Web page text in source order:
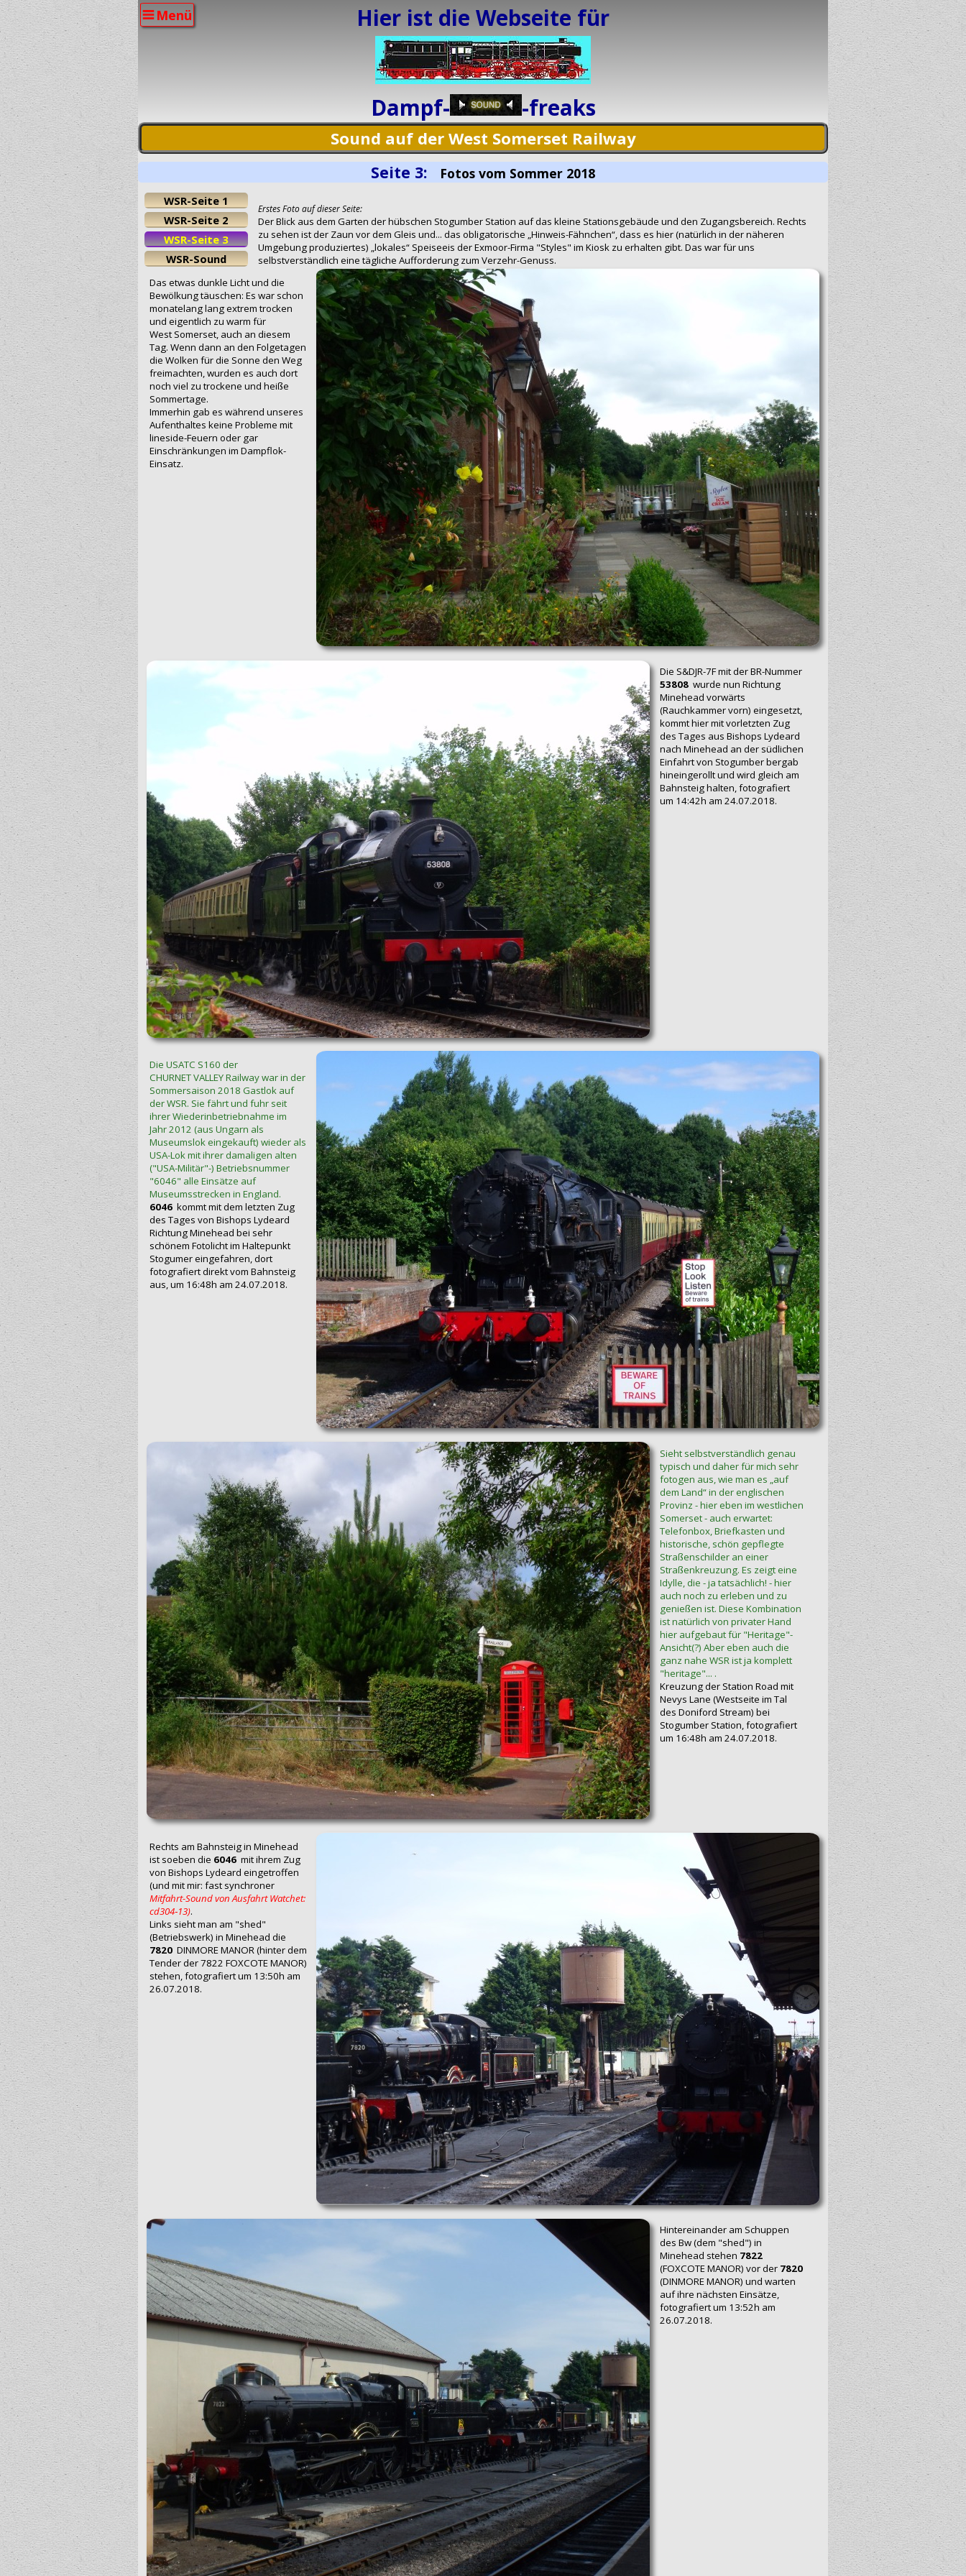
Menü Hier ist die Webseite für
Dampf- -freaks
Sound auf der West Somerset Railway
Seite 3: Fotos vom Sommer 2018
WSR-Seite 1
WSR-Seite 2
WSR-Seite 3
WSR-Sound
Erstes Foto auf dieser Seite:
Der Blick aus dem Garten der hübschen Stogumber Station auf das kleine Stationsgebäude und den Zugangsbereich. Rechts
zu sehen ist der Zaun vor dem Gleis und... das obligatorische „Hinweis-Fähnchen“, dass es hier (natürlich in der näheren
Umgebung produziertes) „lokales“ Speiseeis der Exmoor-Firma "Styles" im Kiosk zu erhalten gibt. Das war für uns
selbstverständlich eine tägliche Aufforderung zum Verzehr-Genuss.
Das etwas dunkle Licht und die
Bewölkung täuschen: Es war schon
monatelang lang extrem trocken
und eigentlich zu warm für
West Somerset, auch an diesem
Tag. Wenn dann an den Folgetagen
die Wolken für die Sonne den Weg
freimachten, wurden es auch dort
noch viel zu trockene und heiße
Sommertage.
Immerhin gab es während unseres
Aufenthaltes keine Probleme mit
li‍n‍eside-Feuern oder gar
Einschränkungen im Dampflok-
Einsatz.
Die S&DJR-7F mit der BR-Nummer
53808 wurde nun Richtung
Mi‍n‍ehead vorwärts
(Rauchkammer vorn) eingesetzt,
kommt hier mit vorletzten Zug
des Tages aus Bishops Lydeard
nach Mi‍n‍ehead an der südlichen
Einfahrt von Stogumber bergab
hineingerollt und wird gleich am
Bahnsteig halten, fotografiert
um 14:42h am 24.07.2018.
Die USATC S160 der
CHURNET VALLEY Railway war in der
Sommersaison 2018 Gastlok auf
der WSR. Sie fährt und fuhr seit
ihrer Wiederinbetriebnahme im
Jahr 2012 (aus Ungarn als
Museumslok eingekauft) wieder als
USA-Lok mit ihrer damaligen alten
("USA-Militär"-) Betriebsnummer
"6046" alle Einsätze auf
Museumsstrecken in England.
6046 kommt mit dem letzten Zug
des Tages von Bishops Lydeard
Richtung Mi‍n‍ehead bei sehr
schönem Fotolicht im Haltepunkt
Stogumer eingefahren, dort
fotografiert direkt vom Bahnsteig
aus, um 16:48h am 24.07.2018.
Sieht selbstverständlich genau
typisch und daher für mich sehr
fotogen aus, wie man es „auf
dem Land“ in der englischen
Provinz - hier eben im westlichen
Somerset - auch erwartet:
Telefonbox, Briefkasten und
historische, schön gepflegte
Straßenschilder an einer
Straßenkreuzung. Es zeigt eine
Idylle, die - ja tatsächlich! - hier
auch noch zu erleben und zu
genießen ist. Diese Kombination
ist natürlich von privater Hand
hier aufgebaut für "Heritage"-
Ansicht(?) Aber eben auch die
ganz nahe WSR ist ja komplett
"heritage"... .
Kreuzung der Station Road mit
Nevys Lane (Westseite im Tal
des Doniford Stream) bei
Stogumber Station, fotografiert
um 16:48h am 24.07.2018.
Rechts am Bahnsteig in Mi‍n‍ehead
ist soeben die 6046 mit ihrem Zug
von Bishops Lydeard eingetroffen
(und mit mir: fast synchroner
Mitfahrt-Sound von Ausfahrt Watchet:
cd304‑13).
Links sieht man am "shed"
(Betriebswerk) in Mi‍n‍ehead die
7820 DINMORE MANOR (hinter dem
Tender der 7822 FOXCOTE MANOR)
stehen, fotografiert um 13:50h am
26.07.2018.
Hintereinander am Schuppen
des Bw (dem "shed") in
Mi‍n‍ehead stehen 7822
(FOXCOTE MANOR) vor der 7820
(DINMORE MANOR) und warten
auf ihre nächsten Einsätze,
fotografiert um 13:52h am
26.07.2018.